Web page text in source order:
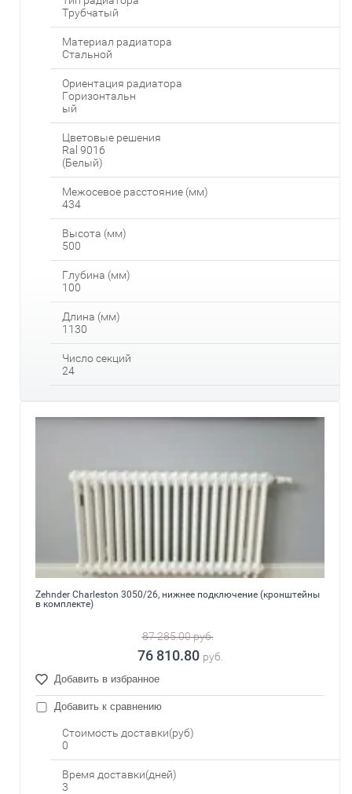
Трубчатый
Материал радиатора
Стальной
Ориентация радиатора
Горизонтальн
ый
Цветовые решения
Ral 9016
(Белый)
Межосевое расстояние (мм)
434
Высота (мм)
500
Глубина (мм)
100
Длина (мм)
1130
Число секций
24
Zehnder Charleston 3050/26, нижнее подключение (кронштейны
в комплекте)
87 285.00руб.
76 810.80 руб.
Добавить в избранное
Добавить к сравнению
Стоимость доставки(руб)
0
Время доставки(дней)
3